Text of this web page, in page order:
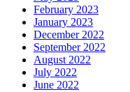
February 2023
January 2023
December 2022
September 2022
August 2022
July 2022
June 2022